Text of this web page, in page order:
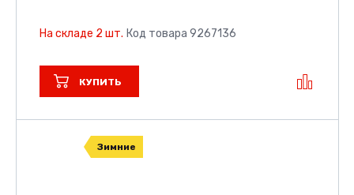
На складе 2 шт. Код товара 9267136
КУПИТЬ
Зимние